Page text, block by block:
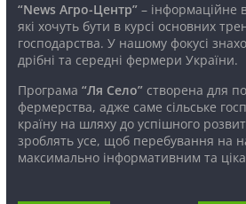
“News Агро-Центр”– інформаційне
які хочуть бути в курсі основних
господарства. У нашому фокусі
дрібні та середні фермери України.
Програма “Ля Село”створена для
фермерства, адже саме сільське
країну на шляху до успішного
зроблять усе, щоб перебування на
максимально інформативним та